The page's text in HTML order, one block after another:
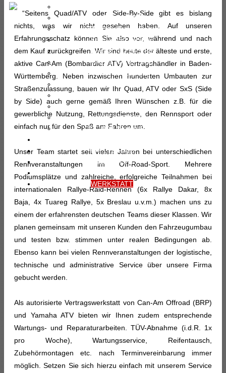
YFM 700R/SE
YFM 700 (Super Rallye)
Kodiak 450 EPS/SE
Kodiak 700 EPS/SE
Grizzly 700 EPS/SE
UMX AC (Elektro)
Wolverine RMAX 1000
Viking 700 EPS
YXZ 1000R/SE
YXZ 1000 (Super Rallye)
RALLYE RAID
GEBRAUCHT
PREISLISTE
WERKSTATT
“Seitens Quad/ATV oder Side-By-Side gibt es bislang
nichts, was wir nicht gesehen haben. Auf unseren
Erfahrungsschatz können Sie also vor, während und nach
dem Kauf zurückgreifen. Wir sind heute der älteste und erste,
aktive Can-Am (Bombardier ATV) Vertragshändler in Baden-
Württemberg. Neben inzwischen hunderten Umbauten zur
Straßenzulassung, bauen wir Ihr Quad, ATV oder SxS (Side
by Side) auch gerne gemäß Ihren Wünschen z.B. für die
gewerbliche Nutzung, Rettungsdienste, den Rennsport oder
einfach nur für den Spaß am Fahren um.
Unser Team startet seit vielen Jahren bei unterschiedlichen
Rennveranstaltungen im Off-Road-Sport. Mehrere
Podiumsplätze und zahlreiche, erfolgreiche Teilnahmen bei
internationalen Rallye-Raid-Rennen (6x Rallye Dakar, 8x
Baja, 4x Tuareg Rallye, 5x Breslau u.v.m.) machen uns zu
einem der erfahrensten deutschen Teams dieser Klassen. Wir
planen gemeinsam mit unseren Kunden den Fahrzeugumbau
und testen bzw. stimmen unter realen Bedingungen ab.
Ebenso kann bei vielen Rennveranstaltungen der logistische,
technische und administrative Service über unsere Firma
gebucht werden.
Als autorisierte Vertragswerkstatt von Can-Am Offroad (BRP)
und Yamaha ATV bieten wir Ihnen zudem entsprechende
Wartungs- und Reparaturarbeiten. TÜV-Abnahme (i.d.R. 1x
pro Woche), Wartungsservice, Reifentausch,
Zubehörmontagen etc. nach Terminvereinbarung immer
möglich. Setzen Sie sich hierzu einfach mit unserem Service